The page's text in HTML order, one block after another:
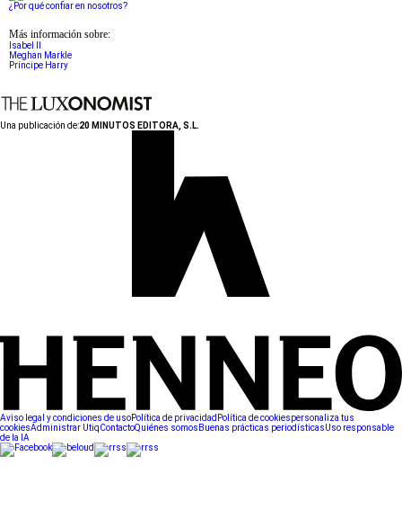
¿Por qué confiar en nosotros?
Más información sobre:
Isabel II
Meghan Markle
Príncipe Harry
Una publicación de:20 MINUTOS EDITORA, S.L.
Aviso legal y condiciones de usoPolítica de privacidad Política de cookiespersonaliza tus
cookiesAdministrar UtiqContactoQuiénes somos Buenas prácticas periodísticasUso responsable
de la IA